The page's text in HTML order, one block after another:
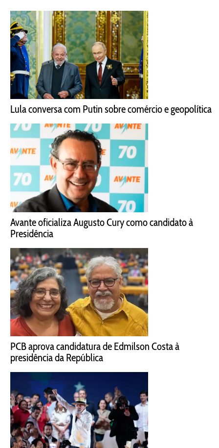
Lula conversa com Putin sobre comércio e geopolítica
Avante oficializa Augusto Cury como candidato à
Presidência
PCB aprova candidatura de Edmilson Costa à
presidência da República